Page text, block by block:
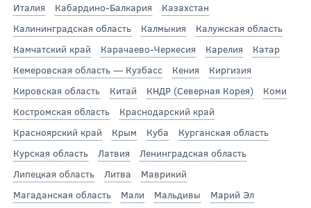
Италия
Кабардино-Балкария
Казахстан
Калининградская область
Калмыкия
Калужская область
Камчатский край
Карачаево-Черкесия Карелия
Катар
Кемеровская область — Кузбасс
Кения
Киргизия
Кировская область
Китай КНДР (Северная Корея)
Коми
Костромская область
Краснодарский край
Красноярский край
Крым Куба
Курганская область
Курская область
Латвия
Ленинградская область
Липецкая область
Литва
Маврикий
Магаданская область
Мали Мальдивы
Марий Эл